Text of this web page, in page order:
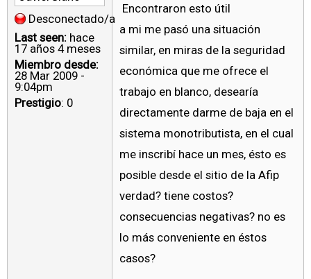
Desconectado/a
Last seen: hace
17 años 4 meses
Miembro desde:
28 Mar 2009 -
9:04pm
Prestigio: 0
Encontraron esto útil
a mi me pasó una situación
similar, en miras de la seguridad
económica que me ofrece el
trabajo en blanco, desearía
directamente darme de baja en el
sistema monotributista, en el cual
me inscribí hace un mes, ésto es
posible desde el sitio de la Afip
verdad? tiene costos?
consecuencias negativas? no es
lo más conveniente en éstos
casos?